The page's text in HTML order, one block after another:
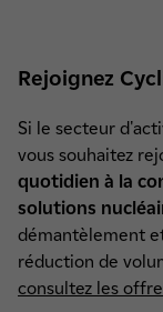
Rejoignez
Si le secteur
vous souhaitez
quotidien à la
solutions
démantèlement
réduction de
consultez les